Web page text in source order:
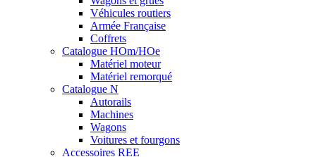
Véhicules routiers
Armée Française
Coffrets
Catalogue HOm/HOe
Matériel moteur
Matériel remorqué
Catalogue N
Autorails
Machines
Wagons
Voitures et fourgons
Accessoires REE